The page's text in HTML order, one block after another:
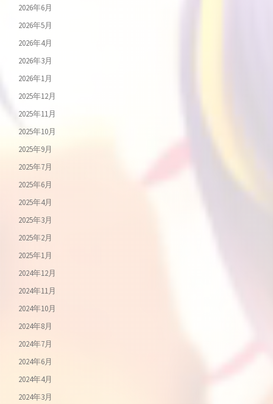
2026年6月
2026年5月
2026年4月
2026年3月
2026年1月
2025年12月
2025年11月
2025年10月
2025年9月
2025年7月
2025年6月
2025年4月
2025年3月
2025年2月
2025年1月
2024年12月
2024年11月
2024年10月
2024年8月
2024年7月
2024年6月
2024年4月
2024年3月